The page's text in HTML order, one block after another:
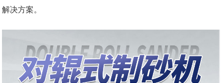
解决方案。